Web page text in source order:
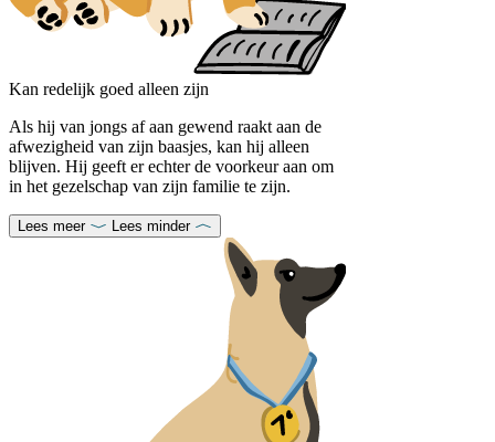
Kan redelijk goed alleen zijn
Als hij van jongs af aan gewend raakt aan de
afwezigheid van zijn baasjes, kan hij alleen
blijven. Hij geeft er echter de voorkeur aan om
in het gezelschap van zijn familie te zijn.
Lees meer Lees minder